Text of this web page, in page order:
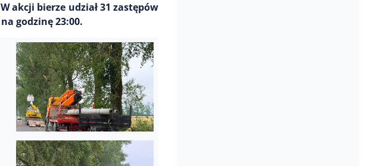
akcji bierze udział 31 zastępów
godzinę 23:00.